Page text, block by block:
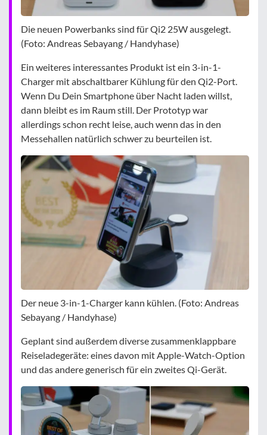
Die neuen Powerbanks sind für Qi2 25W ausgelegt.
(Foto: Andreas Sebayang / Handyhase)
Ein weiteres interessantes Produkt ist ein 3-in-1-
Charger mit abschaltbarer Kühlung für den Qi2-Port.
Wenn Du Dein Smartphone über Nacht laden willst,
dann bleibt es im Raum still. Der Prototyp war
allerdings schon recht leise, auch wenn das in den
Messehallen natürlich schwer zu beurteilen ist.
Der neue 3-in-1-Charger kann kühlen. (Foto: Andreas
Sebayang / Handyhase)
Geplant sind außerdem diverse zusammenklappbare
Reiseladegeräte: eines davon mit Apple-Watch-Option
und das andere generisch für ein zweites Qi-Gerät.